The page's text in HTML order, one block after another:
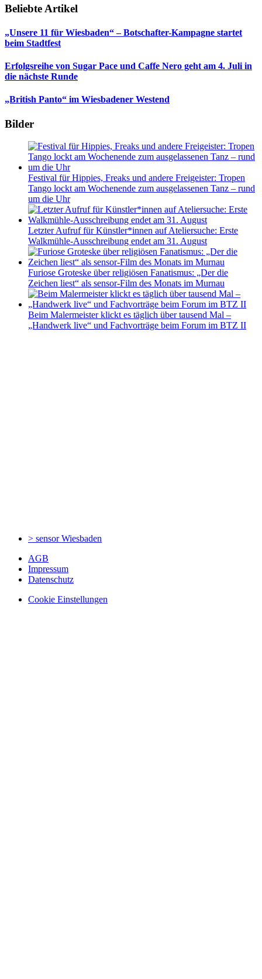
Beliebte Artikel
„Unsere 11 für Wiesbaden“ – Botschafter-Kampagne startet
beim Stadtfest
Erfolgsreihe von Sugar Pace und Caffe Nero geht am 4. Juli in
die nächste Runde
„British Panto“ im Wiesbadener Westend
Bilder
Festival für Hippies, Freaks und andere Freigeister: Tropen
Tango lockt am Wochenende zum ausgelassenen Tanz – rund
um die Uhr
Letzter Aufruf für Künstler*innen auf Ateliersuche: Erste
Walkmühle-Ausschreibung endet am 31. August
Furiose Groteske über religiösen Fanatismus: „Der die
Zeichen liest“ als sensor-Film des Monats im Murnau
Beim Malermeister klickt es täglich über tausend Mal –
„Handwerk live“ und Fachvorträge beim Forum im BTZ II
> sensorWiesbaden
AGB
Impressum
Datenschutz
Cookie Einstellungen